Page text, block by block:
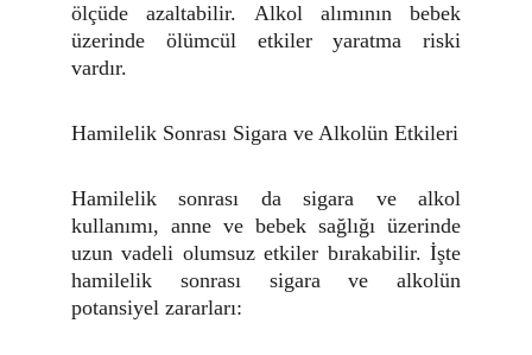
ölçüde azaltabilir. Alkol alımının bebek
üzerinde ölümcül etkiler yaratma riski
vardır.
Hamilelik Sonrası Sigara ve Alkolün Etkileri
Hamilelik sonrası da sigara ve alkol
kullanımı, anne ve bebek sağlığı üzerinde
uzun vadeli olumsuz etkiler bırakabilir. İşte
hamilelik sonrası sigara ve alkolün
potansiyel zararları: